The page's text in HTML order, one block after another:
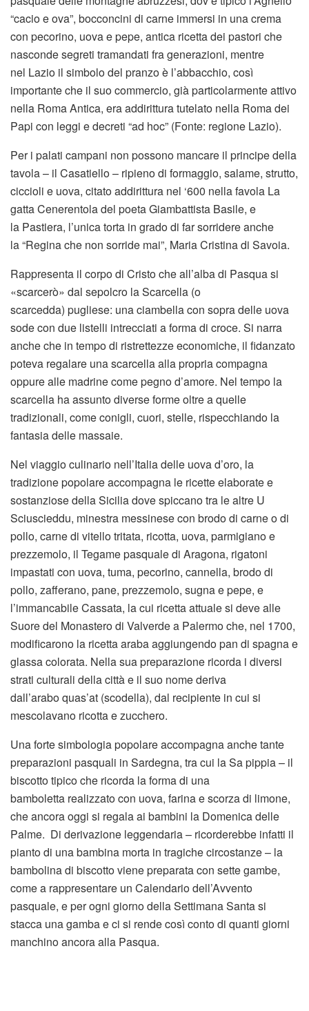
“cacio e ova”, bocconcini di carne immersi in una crema
con pecorino, uova e pepe, antica ricetta dei pastori che
nasconde segreti tramandati fra generazioni, mentre
nel Lazio il simbolo del pranzo è l’abbacchio, così
importante che il suo commercio, già particolarmente attivo
nella Roma Antica, era addirittura tutelato nella Roma dei
Papi con leggi e decreti “ad hoc” (Fonte: regione Lazio).
Per i palati campani non possono mancare il principe della
tavola – il Casatiello – ripieno di formaggio, salame, strutto,
ciccioli e uova, citato addirittura nel ‘600 nella favola La
gatta Cenerentola del poeta Giambattista Basile, e
la Pastiera, l’unica torta in grado di far sorridere anche
la “Regina che non sorride mai”, Maria Cristina di Savoia.
Rappresenta il corpo di Cristo che all’alba di Pasqua si
«scarcerò» dal sepolcro la Scarcella (o
scarcedda) pugliese: una ciambella con sopra delle uova
sode con due listelli intrecciati a forma di croce. Si narra
anche che in tempo di ristrettezze economiche, il fidanzato
poteva regalare una scarcella alla propria compagna
oppure alle madrine come pegno d’amore. Nel tempo la
scarcella ha assunto diverse forme oltre a quelle
tradizionali, come conigli, cuori, stelle, rispecchiando la
fantasia delle massaie.
Nel viaggio culinario nell’Italia delle uova d’oro, la
tradizione popolare accompagna le ricette elaborate e
sostanziose della Sicilia dove spiccano tra le altre U
Sciuscieddu, minestra messinese con brodo di carne o di
pollo, carne di vitello tritata, ricotta, uova, parmigiano e
prezzemolo, il Tegame pasquale di Aragona, rigatoni
impastati con uova, tuma, pecorino, cannella, brodo di
pollo, zafferano, pane, prezzemolo, sugna e pepe, e
l’immancabile Cassata, la cui ricetta attuale si deve alle
Suore del Monastero di Valverde a Palermo che, nel 1700,
modificarono la ricetta araba aggiungendo pan di spagna e
glassa colorata. Nella sua preparazione ricorda i diversi
strati culturali della città e il suo nome deriva
dall’arabo quas’at (scodella), dal recipiente in cui si
mescolavano ricotta e zucchero.
Una forte simbologia popolare accompagna anche tante
preparazioni pasquali in Sardegna, tra cui la Sa pippia – il
biscotto tipico che ricorda la forma di una
bamboletta realizzato con uova, farina e scorza di limone,
che ancora oggi si regala ai bambini la Domenica delle
Palme. Di derivazione leggendaria – ricorderebbe infatti il
pianto di una bambina morta in tragiche circostanze – la
bambolina di biscotto viene preparata con sette gambe,
come a rappresentare un Calendario dell’Avvento
pasquale, e per ogni giorno della Settimana Santa si
stacca una gamba e ci si rende così conto di quanti giorni
manchino ancora alla Pasqua.